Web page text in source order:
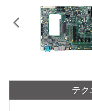
COM Express® Type 6
ムファクタのリファレン
テク